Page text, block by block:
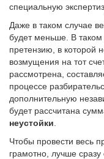
специальную
Даже в таком случае
будет меньше. В таком
претензию, в которой
возмущения на тот
рассмотрена,
процессе
дополнительную
будет рассчитана
неустойки
Чтобы провести весь
грамотно, лучше